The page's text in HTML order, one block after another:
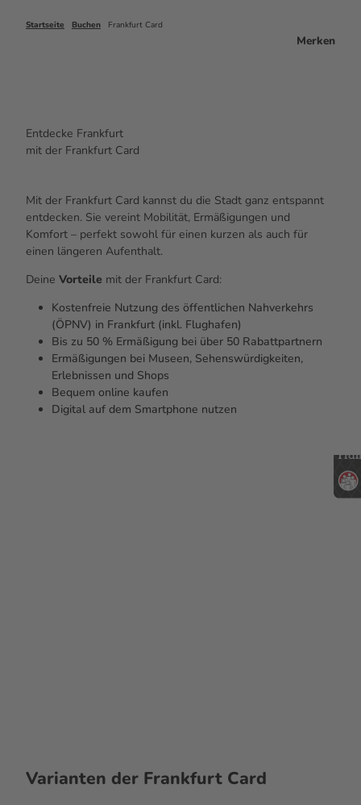
Startseite Buchen Frankfurt Card
Merken
Entdecke Frankfurt
mit der Frankfurt Card
Mit der Frankfurt Card kannst du die Stadt ganz entspannt
entdecken. Sie vereint Mobilität, Ermäßigungen und
Komfort – perfekt sowohl für einen kurzen als auch für
einen längeren Aufenthalt.
Deine Vorteile mit der Frankfurt Card:
Kostenfreie Nutzung des öffentlichen Nahverkehrs
(ÖPNV) in Frankfurt (inkl. Flughafen)
Bis zu 50 % Ermäßigung bei über 50 Rabattpartnern
Ermäßigungen bei Museen, Sehenswürdigkeiten,
Erlebnissen und Shops
Bequem online kaufen
Digital auf dem Smartphone nutzen
Varianten der Frankfurt Card